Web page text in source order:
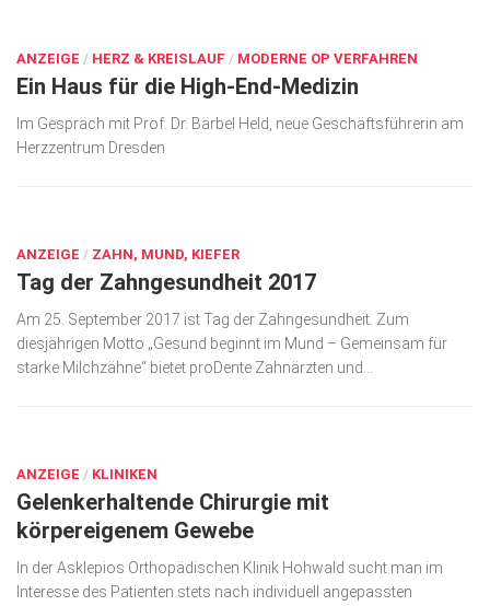
ANZEIGE / HERZ & KREISLAUF / MODERNE OP VERFAHREN
Ein Haus für die High-End-Medizin
Im Gespräch mit Prof. Dr. Bärbel Held, neue Geschäftsführerin am
Herzzentrum Dresden
ANZEIGE / ZAHN, MUND, KIEFER
Tag der Zahngesundheit 2017
Am 25. September 2017 ist Tag der Zahngesundheit. Zum
diesjährigen Motto „Gesund beginnt im Mund – Gemeinsam für
starke Milchzähne“ bietet proDente Zahnärzten und...
ANZEIGE / KLINIKEN
Gelenkerhaltende Chirurgie mit
körpereigenem Gewebe
In der Asklepios Orthopädischen Klinik Hohwald sucht man im
Interesse des Patienten stets nach individuell angepassten